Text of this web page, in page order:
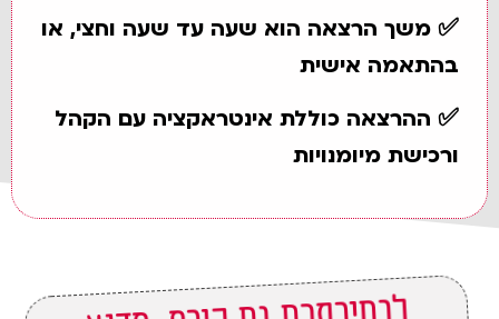
✅ משך הרצאה הוא שעה עד שעה וחצי, או
בהתאמה אישית
✅ ההרצאה כוללת אינטראקציה עם הקהל
ורכישת מיומנויות